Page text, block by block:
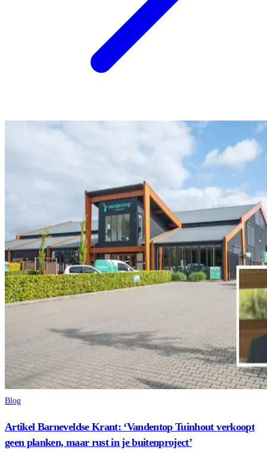
Blog
Artikel Barneveldse Krant: ‘Vandentop Tuinhout verkoopt
geen planken, maar rust in je buitenproject’